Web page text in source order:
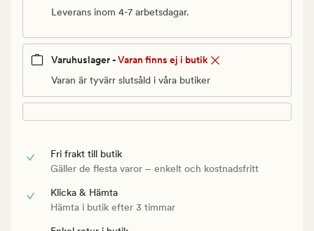
Leverans inom 4-7 arbetsdagar.
Varuhuslager -Varan finns ej i butik
Varan är tyvärr slutsåld i våra butiker
Fri frakt till butik
Gäller de flesta varor – enkelt och kostnadsfritt
Klicka & Hämta
Hämta i butik efter 3 timmar